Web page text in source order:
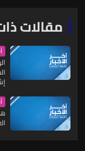
مقالات